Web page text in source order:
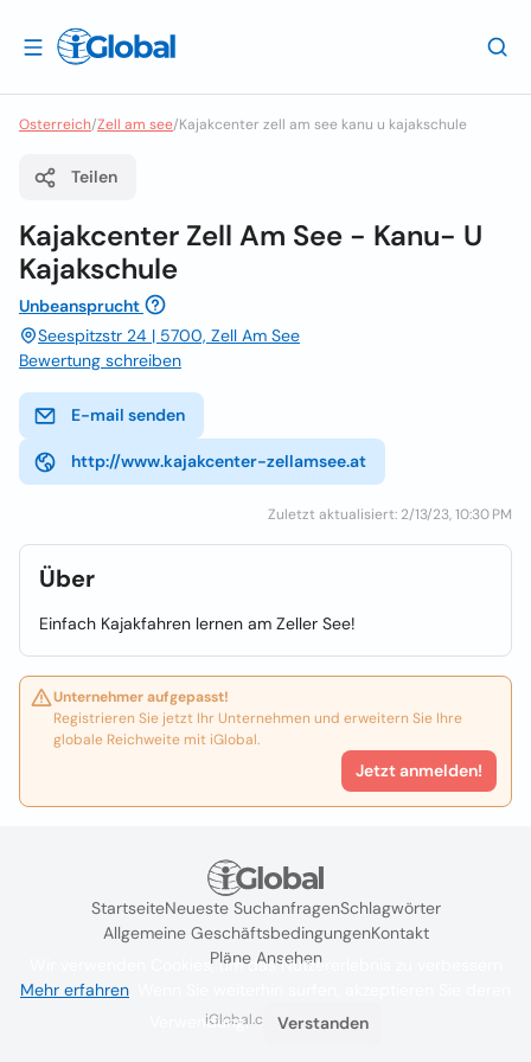
Osterreich/Zell am see/Kajakcenter zell am see kanu u kajakschule
Teilen
Kajakcenter Zell Am See - Kanu- U
Kajakschule
Unbeansprucht
Seespitzstr 24 | 5700, Zell Am See
Bewertung schreiben
E-mail senden
http://www.kajakcenter-zellamsee.at
Zuletzt aktualisiert: 2/13/23, 10:30 PM
Über
Einfach Kajakfahren lernen am Zeller See!
Unternehmer aufgepasst!
Registrieren Sie jetzt Ihr Unternehmen und erweitern Sie Ihre
globale Reichweite mit iGlobal.
Jetzt anmelden!
StartseiteNeueste SuchanfragenSchlagwörter
Allgemeine GeschäftsbedingungenKontakt
Pläne Ansehen
iGlobal.co @ 2024
Wir verwenden Cookies, um das Nutzererlebnis zu verbessern
Mehr erfahren
Verwendung.
Verstanden